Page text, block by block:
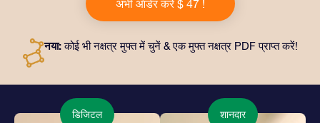
और हमारे ऐप्स का मुफ़्त इस्तेमाल शामिल है। यह दोस्तों और प्रियजनों को
एक हमेशा बरक़रार रहने वाला उपहार पेश करने का जादुई तरीक़ा है।
अभी ऑर्डर करें $ 47 !
नया:कोई भी नक्षत्र मुफ्त में चुनें & एक मुफ्त नक्षत्र PDF प्राप्त करें!
डिजिटल शानदार